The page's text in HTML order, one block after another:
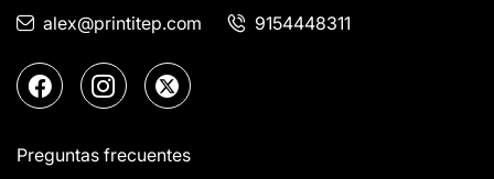
alex@printitep.com
9154448311
Preguntas frecuentes